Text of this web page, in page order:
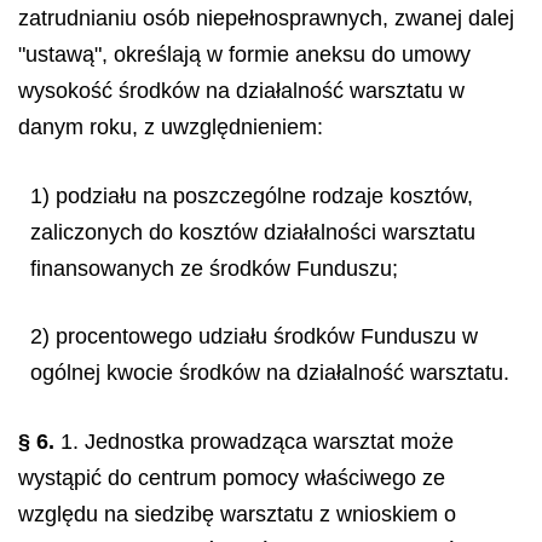
zatrudnianiu osób niepełnosprawnych, zwanej dalej
"ustawą", określają w formie aneksu do umowy
wysokość środków na działalność warsztatu w
danym roku, z uwzględnieniem:
1) podziału na poszczególne rodzaje kosztów,
zaliczonych do kosztów działalności warsztatu
finansowanych ze środków Funduszu;
2) procentowego udziału środków Funduszu w
ogólnej kwocie środków na działalność warsztatu.
§ 6. 1. Jednostka prowadząca warsztat może
wystąpić do centrum pomocy właściwego ze
względu na siedzibę warsztatu z wnioskiem o